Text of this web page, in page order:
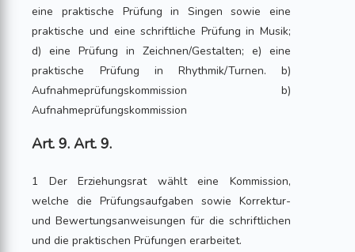
eine praktische Prüfung in Singen sowie eine
praktische und eine schriftliche Prüfung in Musik;
d) eine Prüfung in Zeichnen/Gestalten; e) eine
praktische Prüfung in Rhythmik/Turnen. b)
Aufnahmeprüfungskommission b)
Aufnahmeprüfungskommission
Art. 9. Art. 9.
1 Der Erziehungsrat wählt eine Kommission,
welche die Prüfungsaufgaben sowie Korrektur-
und Bewertungsanweisungen für die schriftlichen
und die praktischen Prüfungen erarbeitet.